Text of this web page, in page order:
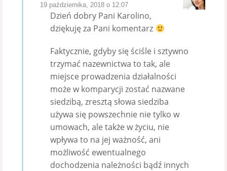
19 października, 2018 o 12:07
Dzień dobry Pani Karolino,
dziękuję za Pani komentarz
Faktycznie, gdyby się ściśle i sztywno
trzymać nazewnictwa to tak, ale
miejsce prowadzenia działalności
może w komparycji zostać nazwane
siedzibą, zresztą słowa siedziba
używa się powszechnie nie tylko w
umowach, ale także w życiu, nie
wpływa to na jej ważność, ani
możliwość ewentualnego
dochodzenia należności bądź innych